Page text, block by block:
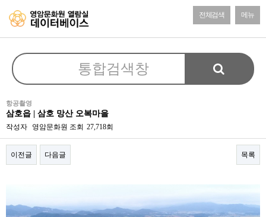
전체검색 메뉴
항공촬영
삼호읍 | 삼호 망산 오복마을
작성자 영암문화원 조회 27,718회
이전글 다음글 목록